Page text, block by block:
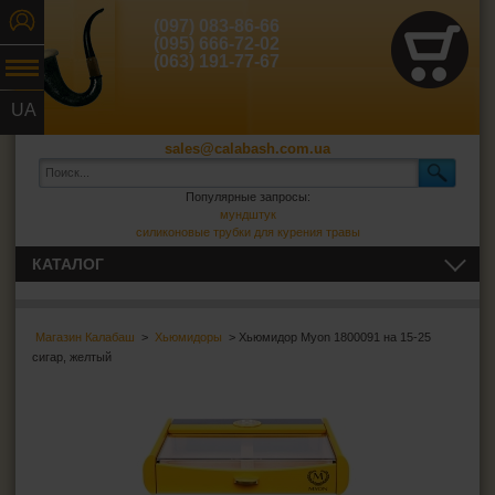
UA
(097) 083-86-66
(095) 666-72-02
(063) 191-77-67
sales@calabash.com.ua
Популярные запросы:
мундштук
силиконовые трубки для курения травы
Магазин Калабаш > Хьюмидоры
> Хьюмидор Myon 1800091 на 15-25
сигар, желтый
КАТАЛОГ
СИГАРЫ, СИГАРИЛЛЫ И ВСЁ ДЛЯ НИХ
Гильотины для сигар